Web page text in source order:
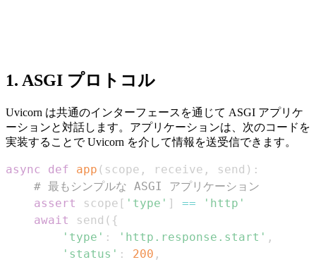
1. ASGI プロトコル
Uvicorn は共通のインターフェースを通じて ASGI アプリケ
ーションと対話します。アプリケーションは、次のコードを
実装することで Uvicorn を介して情報を送受信できます。
async def app ( scope , receive , send ) :
# 最もシンプルな ASGI アプリケーション
assert
scope [ 'type' ] ==
'http'
await
send ( {
'type' : 'http.response.start' ,
'status' : 200 ,